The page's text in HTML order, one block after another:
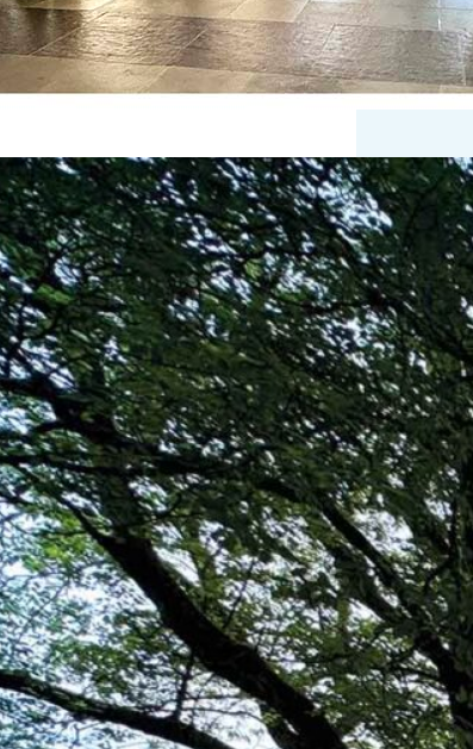
Wat hebben we genoten!
Het prachtige zomerweer, een
geweldige opkomst en een
fantastische sfeer: ‘Zingen tussen de
seringen’ was een groot succes!
We vonden het geweldig om zoveel
mensen te zien genieten in het
Seringenpark.. Kleedjes op het gras,
meegebrachte stoeltjes en lekkers.
Samen in de schaduw van de bomen
en luisteren naar prachtige a capella
klanken en indrukwekkende…